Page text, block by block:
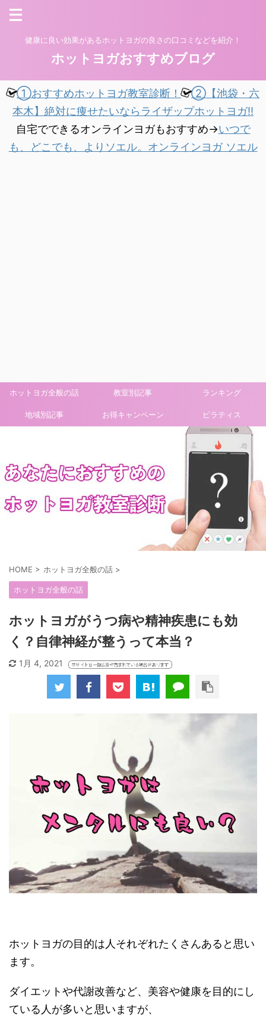
健康に良い効果があるホットヨガの良さの口コミなどを紹介！
ホットヨガおすすめブログ
①おすすめホットヨガ教室診断！
②【池袋・六
本木】絶対に痩せたいならライザップホットヨガ!!
自宅でできるオンラインヨガもおすすめ→いつで
も、どこでも、よりソエル。オンラインヨガ ソエル
ホットヨガ全般の話 教室別記事 ランキング
地域別記事 お得キャンペーン ピラティス
HOME > ホットヨガ全般の話 >
ホットヨガ全般の話
ホットヨガがうつ病や精神疾患にも効
く？自律神経が整うって本当？
1月 4, 2021
ホットヨガの目的は人それぞれたくさんあると思い
ます。
ダイエットや代謝改善など、美容や健康を目的にし
ている人が多いと思いますが、